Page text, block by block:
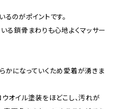
のがポイントです。
る鎖骨まわりも心地よくマッサー
かになっていくため愛着が湧きま
オイル塗装をほどこし、汚れが